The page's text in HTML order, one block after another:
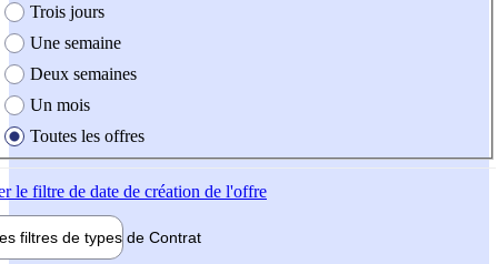
Trois jours
Une semaine
Deux semaines
Un mois
Toutes les offres
le filtre de date de création de l'offre
filtres de types de Contrat